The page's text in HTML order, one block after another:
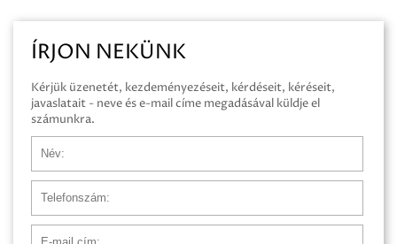
ÍRJON NEKÜNK
Kérjük üzenetét, kezdeményezéseit, kérdéseit, kéréseit,
javaslatait - neve és e-mail címe megadásával küldje el
számunkra.
Név
Telefonszám
E-mail cím